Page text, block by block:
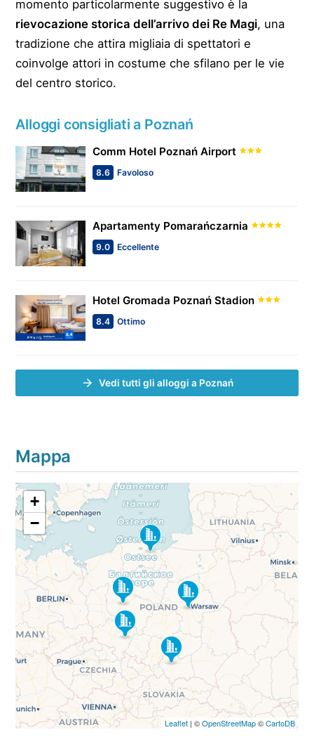
momento particolarmente suggestivo è la
rievocazione storica dell’arrivo dei Re Magi, una
tradizione che attira migliaia di spettatori e
coinvolge attori in costume che sfilano per le vie
del centro storico.
Alloggi consigliati a Poznań
Comm Hotel Poznań Airport
8.6 Favoloso
Apartamenty Pomarańczarnia
9.0 Eccellente
Hotel Gromada Poznań Stadion
8.4 Ottimo
Vedi tutti gli alloggi a Poznań
Mappa
+
−
Leaflet| ©OpenStreetMap©CartoDB